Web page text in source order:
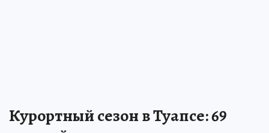
Курортный сезон в Туапсе: 69